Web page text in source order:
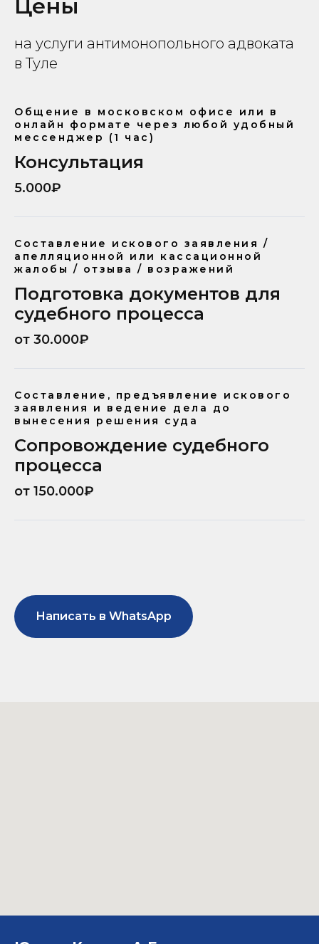
Цены
на услуги антимонопольного адвоката
в Туле
Общение в московском офисе или в
онлайн формате через любой удобный
мессенджер (1 час)
Консультация
5.000₽
Составление искового заявления /
апелляционной или кассационной
жалобы / отзыва / возражений
Подготовка документов для
судебного процесса
от 30.000₽
Составление, предъявление искового
заявления и ведение дела до
вынесения решения суда
Сопровождение судебного
процесса
от 150.000₽
Написать в WhatsApp